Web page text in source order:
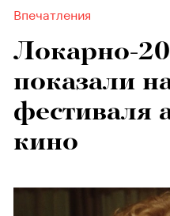
Впечатления
Локарно-
показали
фестиваля
кино